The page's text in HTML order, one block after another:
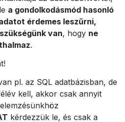
a gondolkodásmód hasonló
érdemes leszűrni,
van, hogy ne
.
pl. az SQL adatbázisban, de
kell, akkor csak annyit
kérdezzük le, és csak a